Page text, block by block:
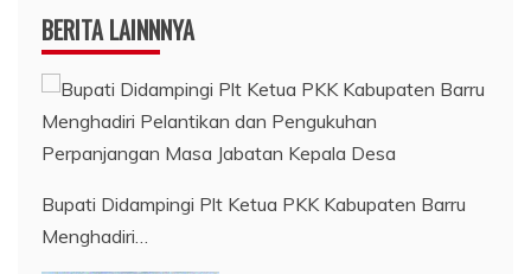
BERITA LAINNNYA
Bupati Didampingi Plt Ketua PKK Kabupaten Barru
Menghadiri…